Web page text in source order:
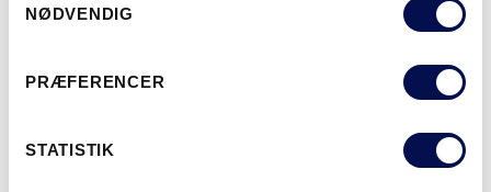
NØDVENDIG
PRÆFERENCER
STATISTIK
DOWNLOAD BROCHURE KONTAKT OS